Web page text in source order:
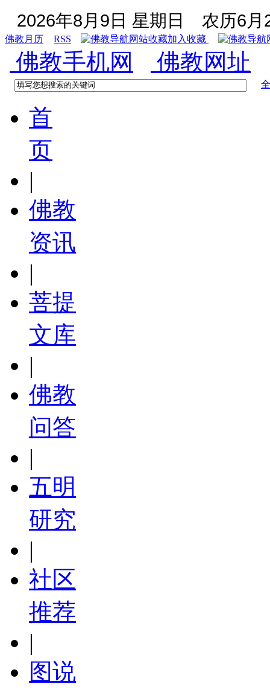
2026年8月9日 星期日 农历6月
佛教月历 RSS 加入收藏
佛教手机网 佛教网址
首
页
|
佛教
资讯
|
菩提
文库
|
佛教
问答
|
五明
研究
|
社区
推荐
|
图说